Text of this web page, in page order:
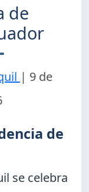
de
| 9 de
de
se celebra